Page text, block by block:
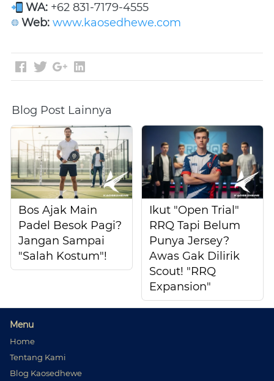
WA: +62 831-7179-4555
Web: www.kaosedhewe.com
Blog Post Lainnya
Bos Ajak Main
Padel Besok Pagi?
Jangan Sampai
"Salah Kostum"!
Ikut "Open Trial"
RRQ Tapi Belum
Punya Jersey?
Awas Gak Dilirik
Scout! "RRQ
Expansion"
Menu
Home
Tentang Kami
Blog Kaosedhewe